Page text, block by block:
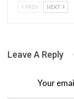
PREV NEXT
Leave A Reply
Your